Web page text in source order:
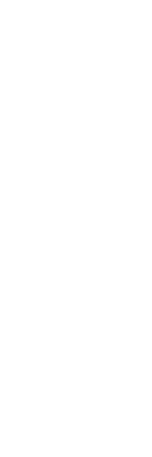
contra esta
nace desde la
tenemos un papel que
AXA con el
Vida